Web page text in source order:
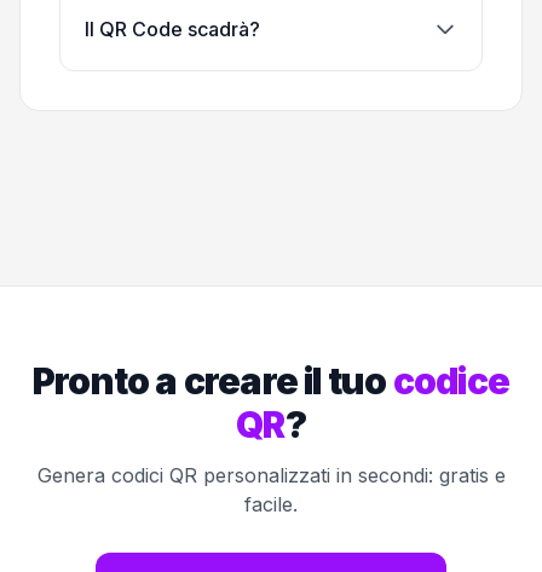
Il QR Code scadrà?
Pronto a creare il tuocodice
QR?
Genera codici QR personalizzati in secondi: gratis e
facile.